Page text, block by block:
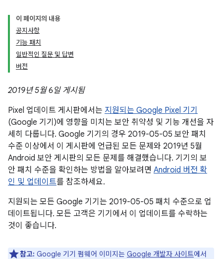
이 페이지의 내용
공지사항
기능 패치
일반적인 질문 및 답변
버전
2019년 5월 6일 게시됨
Pixel 업데이트 게시판에서는 지원되는 Google Pixel 기기
(Google 기기)에 영향을 미치는 보안 취약성 및 기능 개선을 자
세히 다룹니다. Google 기기의 경우 2019-05-05 보안 패치
수준 이상에서 이 게시판에 언급된 모든 문제와 2019년 5월
Android 보안 게시판의 모든 문제를 해결했습니다. 기기의 보
안 패치 수준을 확인하는 방법을 알아보려면 Android 버전 확
인 및 업데이트를 참조하세요.
지원되는 모든 Google 기기는 2019-05-05 패치 수준으로 업
데이트됩니다. 모든 고객은 기기에서 이 업데이트를 수락하는
것이 좋습니다.
참고: Google 기기 펌웨어 이미지는 Google 개발자 사이트에서